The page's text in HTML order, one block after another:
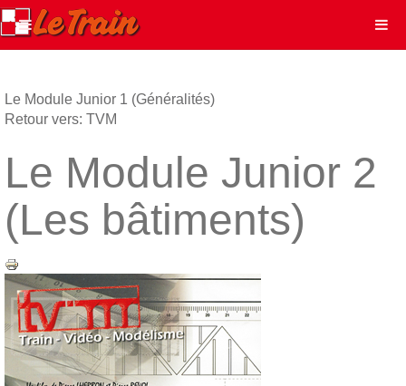
Le Module Junior 1 (Généralités)
Retour vers: TVM
Le Module Junior 2
(Les bâtiments)